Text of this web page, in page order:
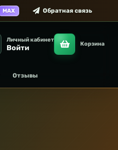
MAX Обратная связь
Личный кабинет
Войти Корзина
Отзывы